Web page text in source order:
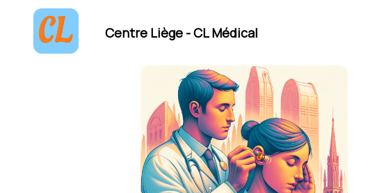
Centre Liège - CL Médical